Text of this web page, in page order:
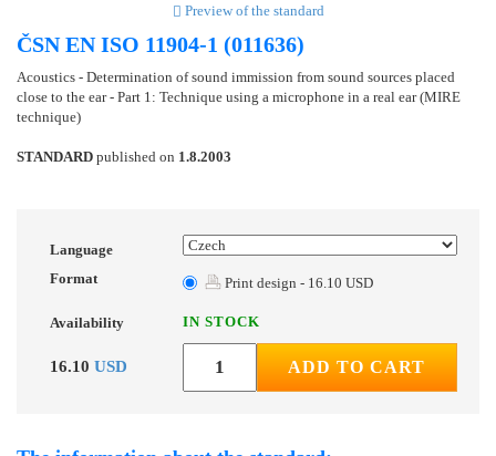
Preview of the standard
ČSN EN ISO 11904-1 (011636)
Acoustics - Determination of sound immission from sound sources placed
close to the ear - Part 1: Technique using a microphone in a real ear (MIRE
technique)
STANDARD published on 1.8.2003
Language
Format
Print design - 16.10 USD
Availability IN STOCK
16.10 USD ADD TO CART